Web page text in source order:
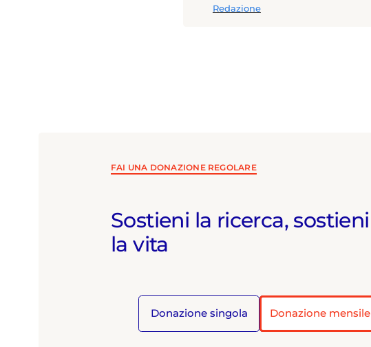
Redazione
FAI UNA DONAZIONE REGOLARE
Sostieni la ricerca, sostieni
la vita
Donazione singola Donazione mensile